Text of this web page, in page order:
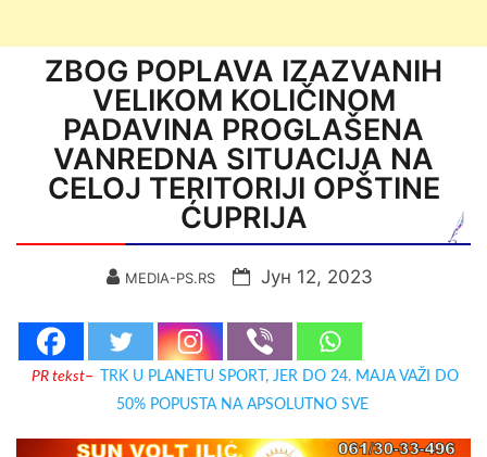
ZBOG POPLAVA IZAZVANIH
VELIKOM KOLIČINOM
PADAVINA PROGLAŠENA
VANREDNA SITUACIJA NA
CELOJ TERITORIJI OPŠTINE
ĆUPRIJA
MEDIA-PS.RS Јун 12, 2023
PR tekst–
TRK U PLANETU SPORT, JER DO 24. MAJA VAŽI DO
50% POPUSTA NA APSOLUTNO SVE